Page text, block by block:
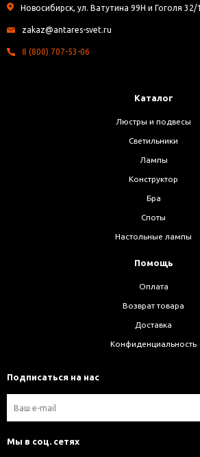
Новосибирск, ул. Ватутина 99Н и Гоголя 32/1
zakaz@antares-svet.ru
8 (800) 707-53-06
Каталог
Люстры и подвесы
Светильники
Лампы
Конструктор
Бра
Споты
Настольные лампы
Помощь
Оплата
Возврат товара
Доставка
Конфиденциальность
Подписаться на нас
Мы в соц. сетях